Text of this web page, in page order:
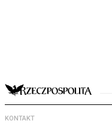
KONTAKT